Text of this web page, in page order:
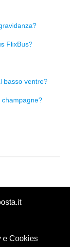
FlixBus?
basso ventre?
champagne?
e Cookies